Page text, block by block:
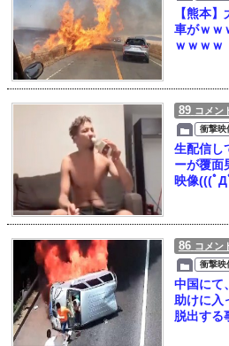
【熊本
車がｗｗ
ｗｗｗｗ
89 コメン
衝撃映
生配信し
ーが覆面
映像(((ﾟД
86 コメン
衝撃映
中国にて
助けに入
脱出する